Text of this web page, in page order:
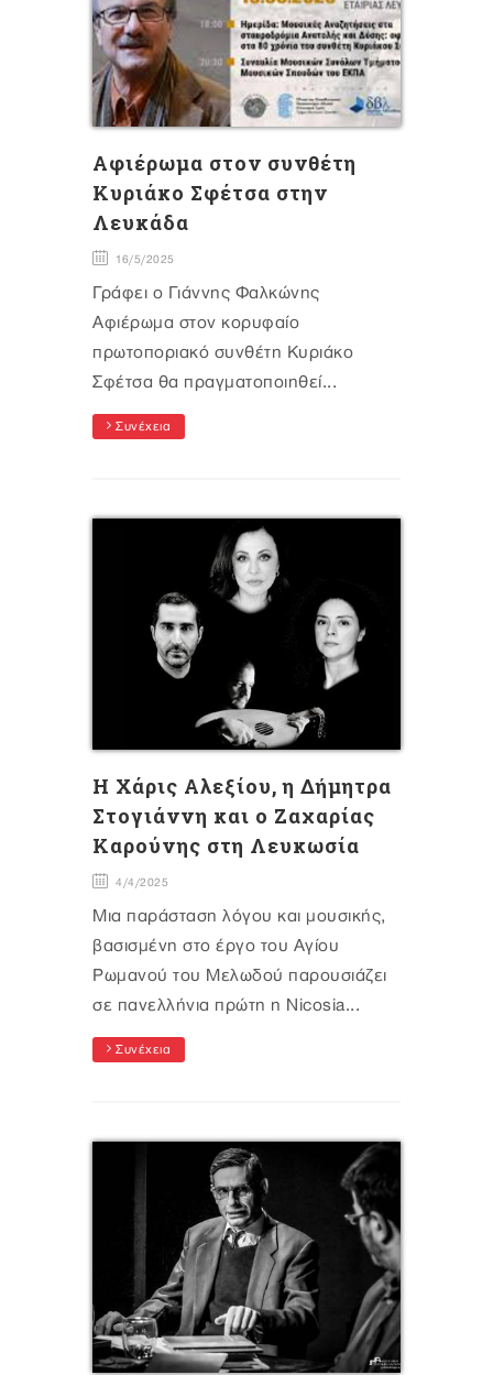
Αφιέρωμα στον συνθέτη
Κυριάκο Σφέτσα στην
Λευκάδα
16/5/2025
Γράφει ο Γιάννης Φαλκώνης
Αφιέρωμα στον κορυφαίο
πρωτοποριακό συνθέτη Κυριάκο
Σφέτσα θα πραγματοποιηθεί...
Συνέχεια
Η Χάρις Αλεξίου, η Δήμητρα
Στογιάννη και ο Ζαχαρίας
Καρούνης στη Λευκωσία
4/4/2025
Μια παράσταση λόγου και μουσικής,
βασισμένη στο έργο του Αγίου
Ρωμανού του Μελωδού παρουσιάζει
σε πανελλήνια πρώτη η Nicosia...
Συνέχεια